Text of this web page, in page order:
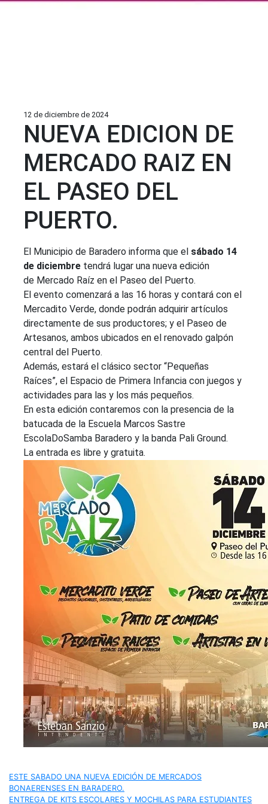
12 de diciembre de 2024
NUEVA EDICION DE
MERCADO RAIZ EN
EL PASEO DEL
PUERTO.
El Municipio de Baradero informa que el sábado 14
de diciembre tendrá lugar una nueva edición
de Mercado Raíz en el Paseo del Puerto.
El evento comenzará a las 16 horas y contará con el
Mercadito Verde, donde podrán adquirir artículos
directamente de sus productores; y el Paseo de
Artesanos, ambos ubicados en el renovado galpón
central del Puerto.
Además, estará el clásico sector “Pequeñas
Raíces”, el Espacio de Primera Infancia con juegos y
actividades para las y los más pequeños.
En esta edición contaremos con la presencia de la
batucada de la Escuela Marcos Sastre
EscolaDoSamba Baradero y la banda Pali Ground.
La entrada es libre y gratuita.
Navegación
ESTE SABADO UNA NUEVA EDICIÓN DE MERCADOS
BONAERENSES EN BARADERO.
ENTREGA DE KITS ESCOLARES Y MOCHILAS PARA ESTUDIANTES